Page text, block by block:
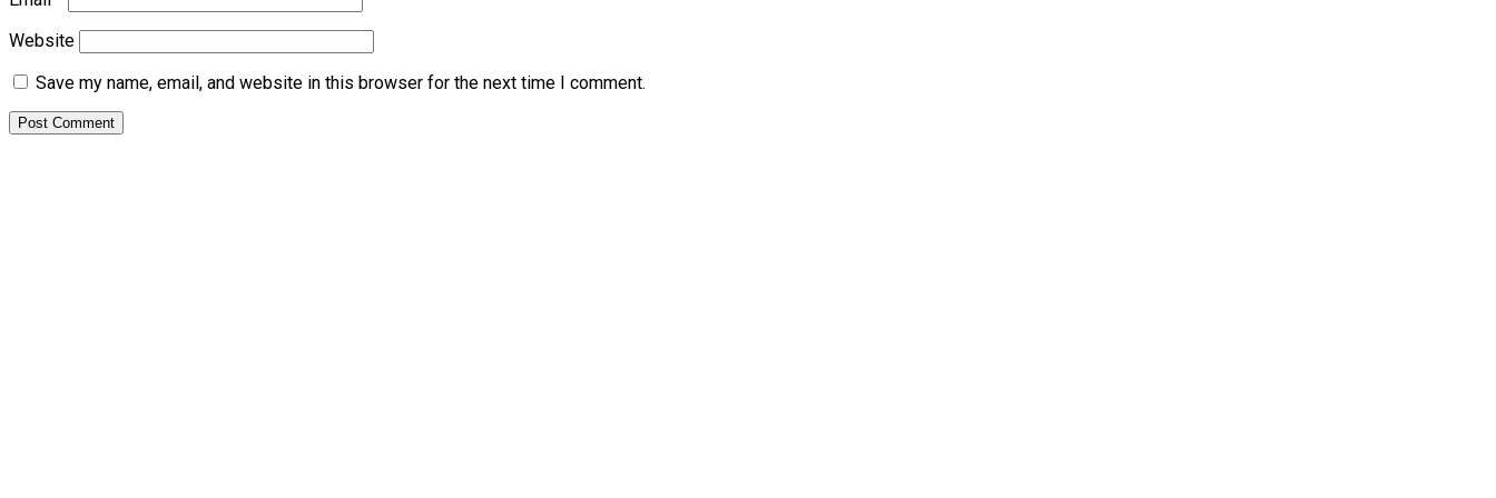
Website
Save my name, email, and website in this browser for the next time I comment.